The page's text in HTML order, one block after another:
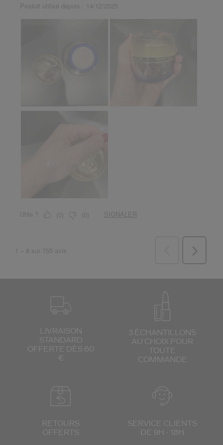
LIVRAISON
STANDARD
OFFERTE DÈS 60
€
3 ÉCHANTILLONS
AU CHOIX POUR
TOUTE
COMMANDE
RETOURS
OFFERTS
SERVICE CLIENTS
DE 9H - 18H